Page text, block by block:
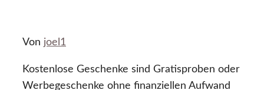
Von joel1
Kostenlose Geschenke sind Gratisproben oder
Werbegeschenke ohne finanziellen Aufwand